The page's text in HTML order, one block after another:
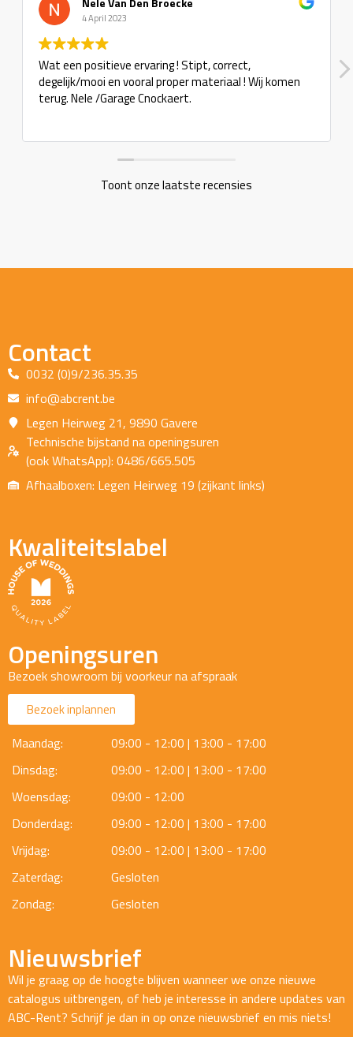
4 April 2023
Wat een positieve ervaring ! Stipt, correct,
degelijk/mooi en vooral proper materiaal ! Wij komen
terug. Nele /Garage Cnockaert.
Toont onze laatste recensies
Contact
0032 (0)9/236.35.35
info@abcrent.be
Legen Heirweg 21, 9890 Gavere
Technische bijstand na openingsuren
(ook WhatsApp): 0486/665.505
Afhaalboxen: Legen Heirweg 19 (zijkant links)
Kwaliteitslabel
Openingsuren
Bezoek showroom bij voorkeur na afspraak
Bezoek inplannen
Maandag:
09:00 - 12:00 | 13:00 - 17:00
Dinsdag:
09:00 - 12:00 | 13:00 - 17:00
Woensdag:
09:00 - 12:00
Donderdag:
09:00 - 12:00 | 13:00 - 17:00
Vrijdag:
09:00 - 12:00 | 13:00 - 17:00
Zaterdag:
Gesloten
Zondag:
Gesloten
Nieuwsbrief
Wil je graag op de hoogte blijven wanneer we onze nieuwe
catalogus uitbrengen, of heb je interesse in andere updates van
ABC-Rent? Schrijf je dan in op onze nieuwsbrief en mis niets!